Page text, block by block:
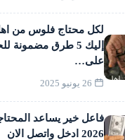
لكل محتاج فلوس من
إليك 5 طرق مضمونة
على…
فاعل خير يساعد
2026 ادخل واتصل الان